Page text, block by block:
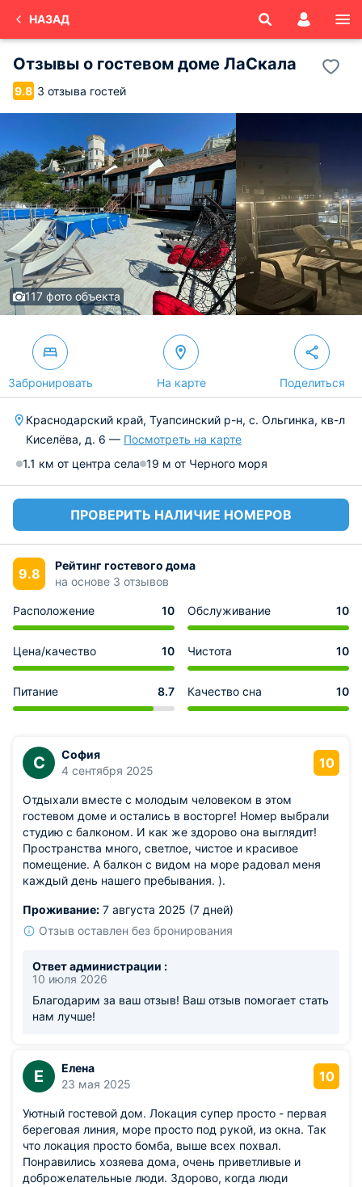
НАЗАД
Отзывы о гостевом доме ЛаСкала
9.8 3 отзыва гостей
117 фото объекта
Забронировать На карте Поделиться
Краснодарский край, Туапсинский р-н, с. Ольгинка, кв-л
Киселёва, д. 6 — Посмотреть на карте
1.1 км от центра села 19 м от Черного моря
ПРОВЕРИТЬ НАЛИЧИЕ НОМЕРОВ
9.8
Рейтинг гостевого дома
на основе 3 отзывов
Расположение 10 Обслуживание 10
Цена/качество 10 Чистота 10
Питание 8.7 Качество сна 10
С
София
4 сентября 2025
10
Отдыхали вместе с молодым человеком в этом
гостевом доме и остались в восторге! Номер выбрали
студию с балконом. И как же здорово она выглядит!
Пространства много, светлое, чистое и красивое
помещение. А балкон с видом на море радовал меня
каждый день нашего пребывания. ).
Проживание: 7 августа 2025 (7 дней)
Отзыв оставлен без бронирования
Ответ администрации :
10 июля 2026
Благодарим за ваш отзыв! Ваш отзыв помогает стать
нам лучше!
Е
Елена
23 мая 2025
10
Уютный гостевой дом. Локация супер просто - первая
береговая линия, море просто под рукой, из окна. Так
что локация просто бомба, выше всех похвал.
Понравились хозяева дома, очень приветливые и
доброжелательные люди. Здорово, когда люди